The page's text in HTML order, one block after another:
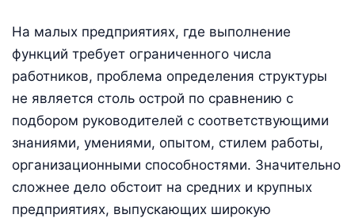
На малых предприятиях, где выполнение
функций требует ограниченного числа
работников, проблема определения структуры
не является столь острой по сравнению с
подбором руководителей с соответствующими
знаниями, умениями, опытом, стилем работы,
организационными способностями. Значительно
сложнее дело обстоит на средних и крупных
предприятиях, выпускающих широкую